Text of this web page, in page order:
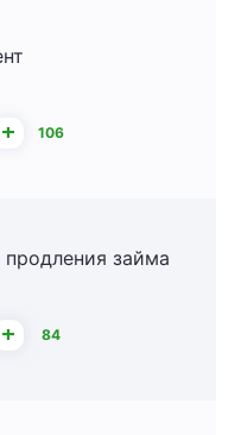
+ 106
займа
+ 84